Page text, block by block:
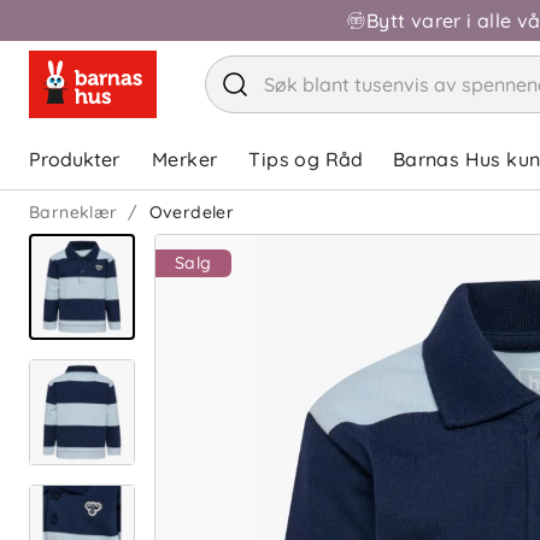
Bytt varer i alle
Produkter Merker Tips og Råd Barnas Hus
Barneklær Overdeler
Salg